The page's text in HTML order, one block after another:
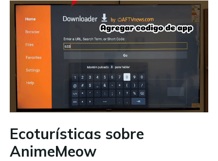
Ecoturísticas sobre
AnimeMeow